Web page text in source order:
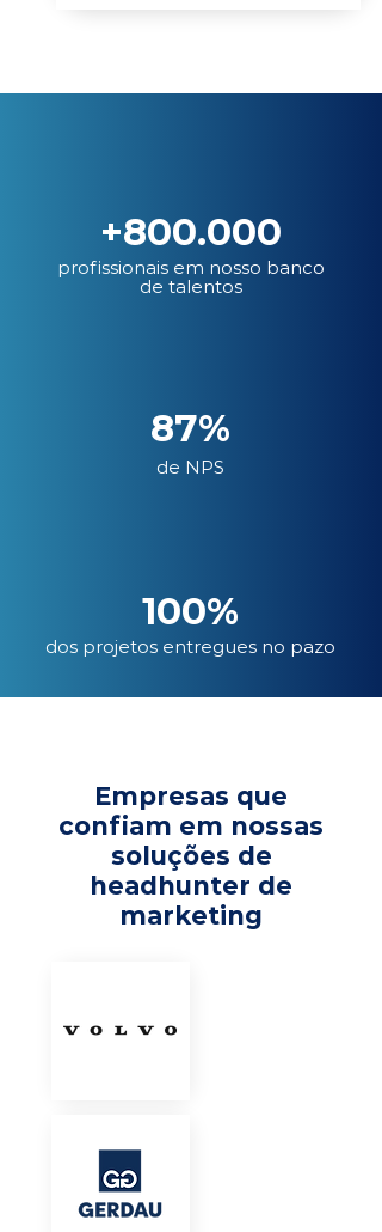
+800.000
profissionais em nosso banco
de talentos
87%
de NPS
100%
dos projetos entregues no pazo
Empresas que
confiam em nossas
soluções de
headhunter de
marketing